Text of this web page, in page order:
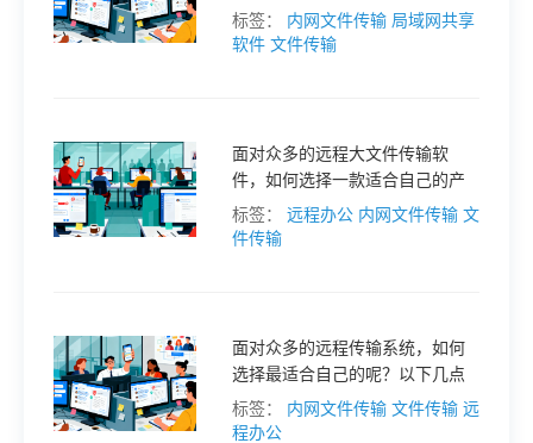
格
常
见
定地在局域网内传输这些文件对
于提高工作效率至关重要。本文
标签： 内网文件传输 局域网共享
软件 文件传输
面对众多的远程大文件传输软
件，如何选择一款适合自己的产
品呢？本文将为你提供一份详细
的选型指南与避坑建议，助你轻
标签： 远程办公 内网文件传输 文
件传输
面对众多的远程传输系统，如何
选择最适合自己的呢？以下几点
关键要素，将帮助你做出明智的
决策。
标签： 内网文件传输 文件传输 远
程办公